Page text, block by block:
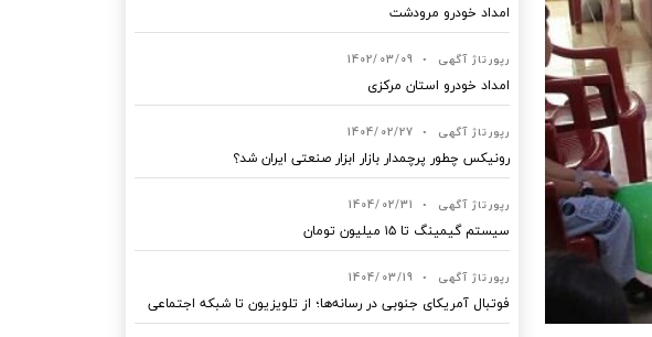
امداد خودرو مرودشت
رپورتاژ آگهی •
1402/03/09
امداد خودرو استان مرکزی
رپورتاژ آگهی •
1404/02/27
رونیکس چطور پرچمدار بازار ابزار صنعتی ایران شد؟
رپورتاژ آگهی •
1404/02/31
سیستم گیمینگ تا ۱۵ میلیون تومان
رپورتاژ آگهی •
1404/03/19
فوتبال آمریکای جنوبی در رسانه‌ها؛ از تلویزیون تا شبکه اجتماعی